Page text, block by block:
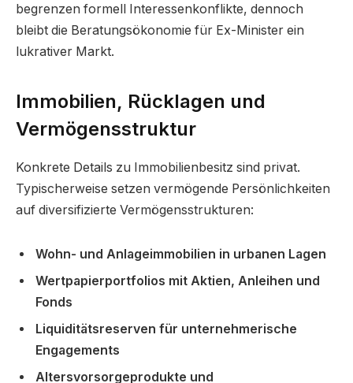
begrenzen formell Interessenkonflikte, dennoch
bleibt die Beratungsökonomie für Ex-Minister ein
lukrativer Markt.
Immobilien, Rücklagen und
Vermögensstruktur
Konkrete Details zu Immobilienbesitz sind privat.
Typischerweise setzen vermögende Persönlichkeiten
auf diversifizierte Vermögensstrukturen:
Wohn- und Anlageimmobilien in urbanen Lagen
Wertpapierportfolios mit Aktien, Anleihen und
Fonds
Liquiditätsreserven für unternehmerische
Engagements
Altersvorsorgeprodukte und